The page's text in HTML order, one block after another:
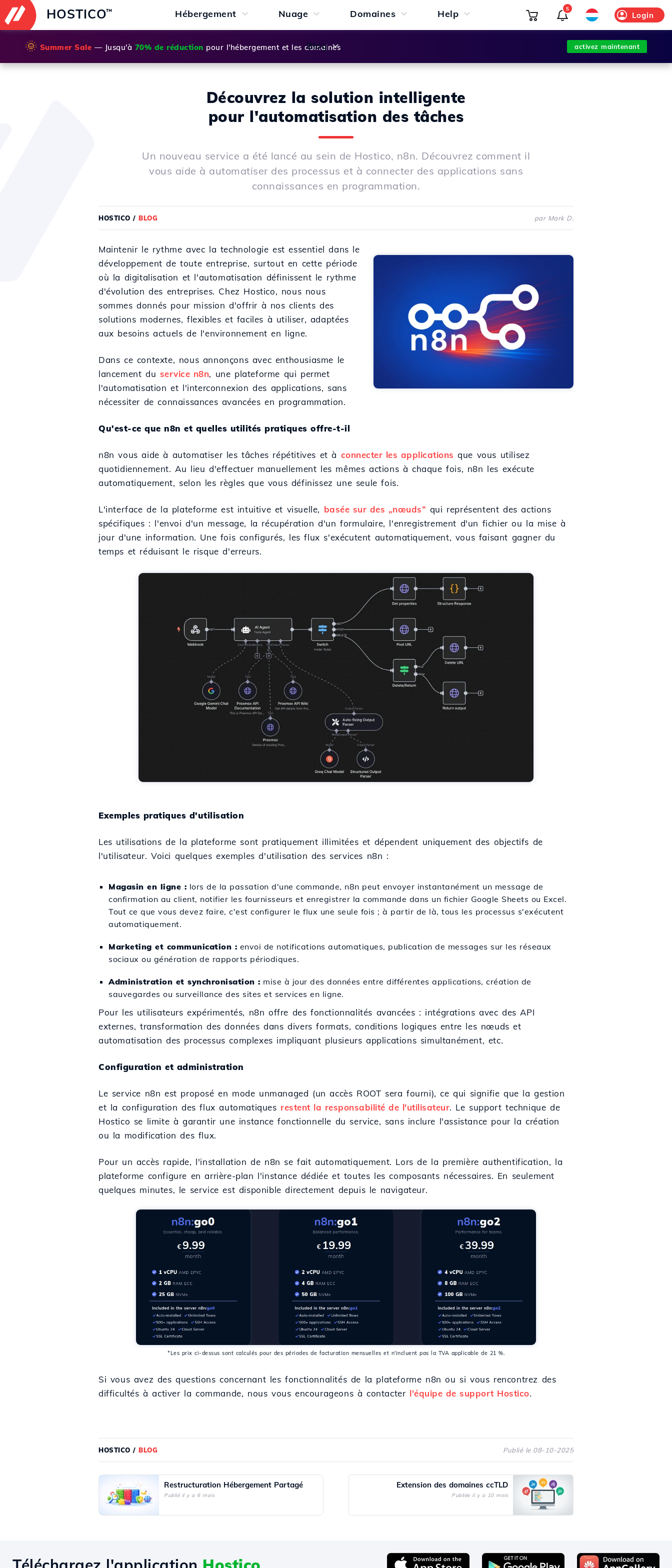
HOSTICO™ Hébergement Nuage Domaines Help
Blog
Login
5
🌞 Summer Sale — Jusqu'à 70% de réduction pour l'hébergement et les domaines activez maintenant
Découvrez la solution intelligente
pour l'automatisation des tâches
Un nouveau service a été lancé au sein de Hostico, n8n. Découvrez comment il
vous aide à automatiser des processus et à connecter des applications sans
connaissances en programmation.
HOSTICO / BLOG par Mark D.
Maintenir le rythme avec la technologie est essentiel dans le
développement de toute entreprise, surtout en cette période
où la digitalisation et l'automatisation définissent le rythme
d'évolution des entreprises. Chez Hostico, nous nous
sommes donnés pour mission d'offrir à nos clients des
solutions modernes, flexibles et faciles à utiliser, adaptées
aux besoins actuels de l'environnement en ligne.
Dans ce contexte, nous annonçons avec enthousiasme le
lancement du service n8n, une plateforme qui permet
l'automatisation et l'interconnexion des applications, sans
nécessiter de connaissances avancées en programmation.
Qu'est-ce que n8n et quelles utilités pratiques offre-t-il
n8n vous aide à automatiser les tâches répétitives et à connecter les applications que vous utilisez
quotidiennement. Au lieu d'effectuer manuellement les mêmes actions à chaque fois, n8n les exécute
automatiquement, selon les règles que vous définissez une seule fois.
L'interface de la plateforme est intuitive et visuelle, basée sur des „nœuds” qui représentent des actions
spécifiques : l'envoi d'un message, la récupération d'un formulaire, l'enregistrement d'un fichier ou la mise à
jour d'une information. Une fois configurés, les flux s'exécutent automatiquement, vous faisant gagner du
temps et réduisant le risque d'erreurs.
Exemples pratiques d'utilisation
Les utilisations de la plateforme sont pratiquement illimitées et dépendent uniquement des objectifs de
l'utilisateur. Voici quelques exemples d'utilisation des services n8n :
Magasin en ligne : lors de la passation d'une commande, n8n peut envoyer instantanément un message de
confirmation au client, notifier les fournisseurs et enregistrer la commande dans un fichier Google Sheets ou Excel.
Tout ce que vous devez faire, c'est configurer le flux une seule fois ; à partir de là, tous les processus s'exécutent
automatiquement.
Marketing et communication : envoi de notifications automatiques, publication de messages sur les réseaux
sociaux ou génération de rapports périodiques.
Administration et synchronisation : mise à jour des données entre différentes applications, création de
sauvegardes ou surveillance des sites et services en ligne.
Pour les utilisateurs expérimentés, n8n offre des fonctionnalités avancées : intégrations avec des API
externes, transformation des données dans divers formats, conditions logiques entre les nœuds et
automatisation des processus complexes impliquant plusieurs applications simultanément, etc.
Configuration et administration
Le service n8n est proposé en mode unmanaged (un accès ROOT sera fourni), ce qui signifie que la gestion
et la configuration des flux automatiques restent la responsabilité de l'utilisateur. Le support technique de
Hostico se limite à garantir une instance fonctionnelle du service, sans inclure l'assistance pour la création
ou la modification des flux.
Pour un accès rapide, l'installation de n8n se fait automatiquement. Lors de la première authentification, la
plateforme configure en arrière-plan l'instance dédiée et toutes les composants nécessaires. En seulement
quelques minutes, le service est disponible directement depuis le navigateur.
*Les prix ci-dessus sont calculés pour des périodes de facturation mensuelles et n'incluent pas la TVA applicable de 21 %.
Si vous avez des questions concernant les fonctionnalités de la plateforme n8n ou si vous rencontrez des
difficultés à activer la commande, nous vous encourageons à contacter l'équipe de support Hostico.
HOSTICO / BLOG Publié le 08-10-2025
Restructuration Hébergement Partagé
Publié il y a 6 mois
Extension des domaines ccTLD
Publiée il y a 10 mois